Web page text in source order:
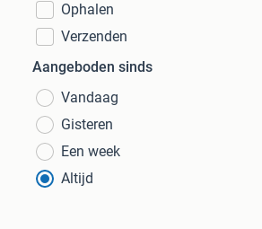
Ophalen
Verzenden
Aangeboden sinds
Vandaag
Gisteren
Een week
Altijd